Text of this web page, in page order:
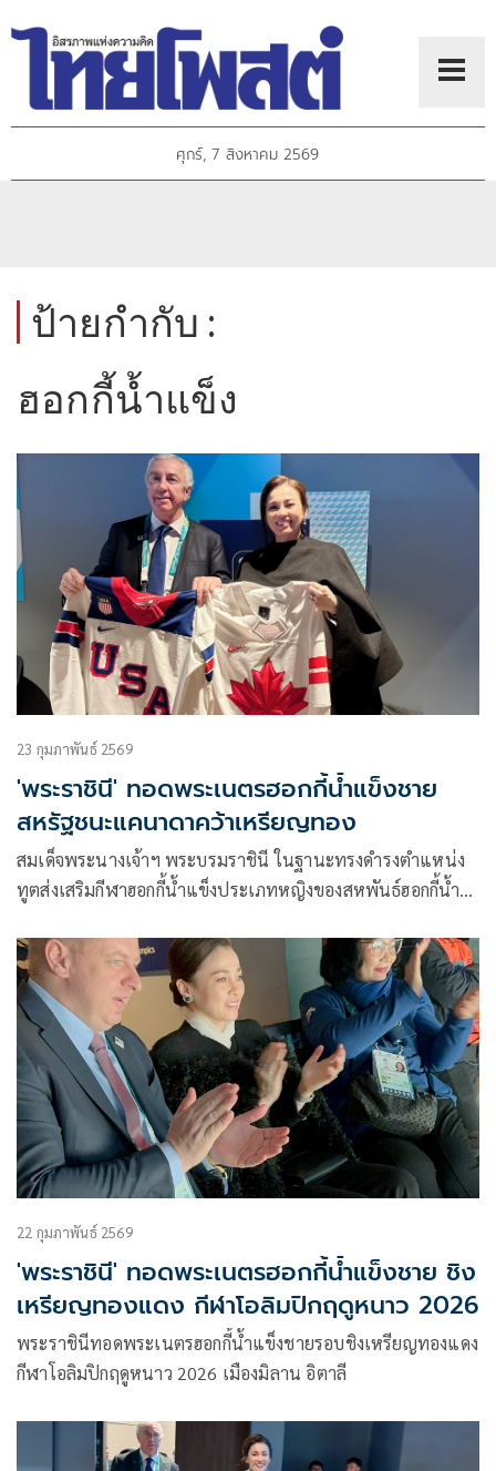
ศุกร์, 7 สิงหาคม 2569
ป้ายกำกับ :
ฮอกกี้น้ำแข็ง
23 กุมภาพันธ์ 2569
'พระราชินี' ทอดพระเนตรฮอกกี้น้ำแข็งชาย
สหรัฐชนะแคนาดาคว้าเหรียญทอง
สมเด็จพระนางเจ้าฯ พระบรมราชินี ในฐานะทรงดำรงตำแหน่ง
ทูตส่งเสริมกีฬาฮอกกี้น้ำแข็งประเภทหญิงของสหพันธ์ฮอกกี้น้ำ
แข่งขันฮอกกี้น้ำแข็งชาย
22 กุมภาพันธ์ 2569
'พระราชินี' ทอดพระเนตรฮอกกี้น้ำแข็งชาย ชิง
เหรียญทองแดง กีฬาโอลิมปิกฤดูหนาว 2026
พระราชินีทอดพระเนตรฮอกกี้น้ำแข็งชายรอบชิงเหรียญทองแดง
กีฬาโอลิมปิกฤดูหนาว 2026 เมืองมิลาน อิตาลี